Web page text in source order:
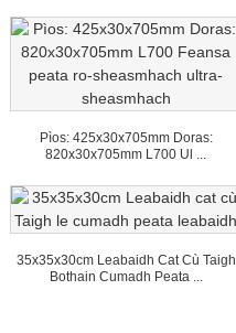
Pìos: 425x30x705mm Doras:
820x30x705mm L700 Ul ...
35x35x30cm Leabaidh Cat Cù Taigh
Bothain Cumadh Peata ...